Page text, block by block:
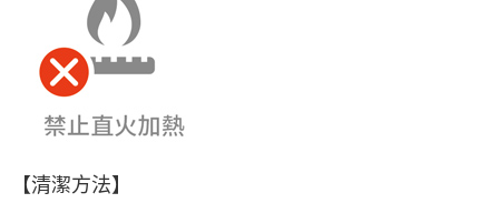
【清潔方法】